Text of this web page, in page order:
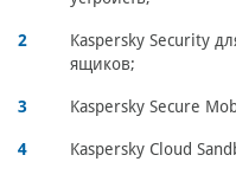
Kaspersky Security
ящиков;
Kaspersky Secure
Kaspersky Cloud